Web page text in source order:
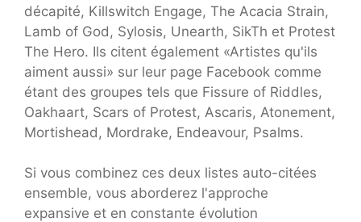
décapité, Killswitch Engage, The Acacia Strain,
Lamb of God, Sylosis, Unearth, SikTh et Protest
The Hero. Ils citent également «Artistes qu'ils
aiment aussi» sur leur page Facebook comme
étant des groupes tels que Fissure of Riddles,
Oakhaart, Scars of Protest, Ascaris, Atonement,
Mortishead, Mordrake, Endeavour, Psalms.
Si vous combinez ces deux listes auto-citées
ensemble, vous aborderez l'approche
expansive et en constante évolution